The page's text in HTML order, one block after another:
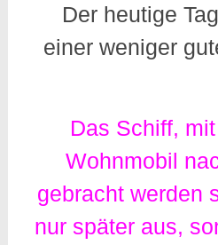
Der heutige
einer weniger
Das Schiff,
Wohnmobil
gebracht werden
nur später aus,